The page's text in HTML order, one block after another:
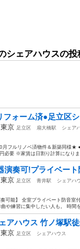
シェアハウスの投
フォーム済●足立区
東京 足立区 扇大橋駅
シェア
フルリノベ済物件＆新築同様★
必要 ※家賃は日割り計算になりま
演奏可!プライベー
東京 足立区 青井駅
シェアハ
奏可能】 全室プライベート防音
曲や練習に集中したい人も。 時間
アハウス 竹ノ塚駅
東京 足立区
シェアハウス